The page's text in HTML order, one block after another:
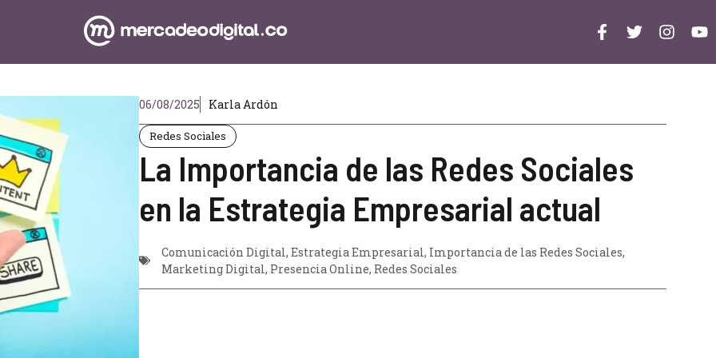
06/08/2025 Karla Ardón
Redes Sociales
La Importancia de las Redes Sociales
en la Estrategia Empresarial actual
Comunicación Digital,Estrategia Empresarial, Importancia de las Redes Sociales,
Marketing Digital, Presencia Online, Redes Sociales